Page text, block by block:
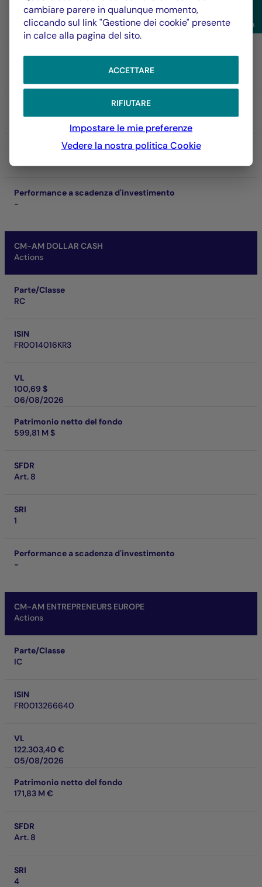
Filtra
159.036,00 $
05/08/2026
Art. 8
Performance a scadenza d'investimento
-
CM-AM DOLLAR CASH
Actions
Parte/Classe
RC
ISIN
FR0014016KR3
VL
100,69 $
06/08/2026
Patrimonio netto del fondo
599,81 M $
SFDR
Art. 8
SRI
1
Performance a scadenza d'investimento
-
CM-AM ENTREPRENEURS EUROPE
Actions
Parte/Classe
IC
ISIN
FR0013266640
VL
122.303,40 €
05/08/2026
Patrimonio netto del fondo
171,83 M €
SFDR
Art. 8
SRI
4
cambiare parere in qualunque momento,
cliccando sul link "Gestione dei cookie" presente
in calce alla pagina del sito.
ACCETTARE
RIFIUTARE
Impostare le mie preferenze
Vedere la nostra politica Cookie